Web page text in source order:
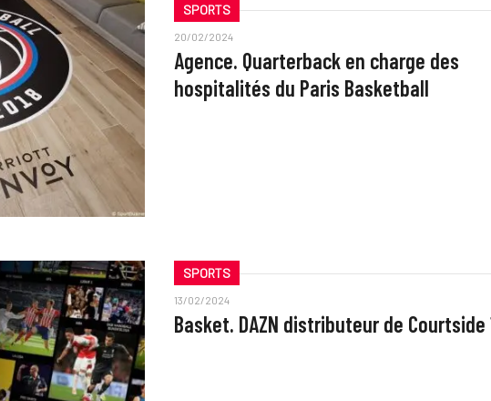
SPORTS
20/02/2024
Agence. Quarterback en charge des
hospitalités du Paris Basketball
SPORTS
13/02/2024
Basket. DAZN distributeur de Courtside